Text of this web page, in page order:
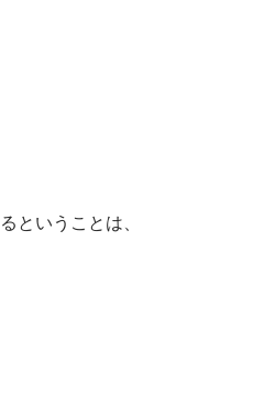
ということは、